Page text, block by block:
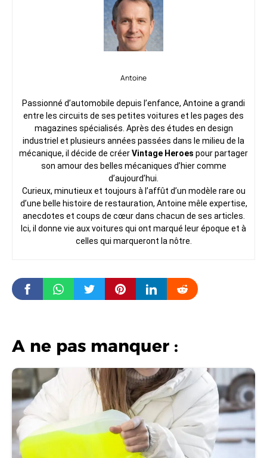
Antoine
Passionné d’automobile depuis l’enfance, Antoine a grandi
entre les circuits de ses petites voitures et les pages des
magazines spécialisés. Après des études en design
industriel et plusieurs années passées dans le milieu de la
mécanique, il décide de créerVintage Heroes pour partager
son amour des belles mécaniques d’hier comme
d’aujourd’hui.
Curieux, minutieux et toujours à l’affût d’un modèle rare ou
d’une belle histoire de restauration, Antoine mêle expertise,
anecdotes et coups de cœur dans chacun de ses articles.
Ici, il donne vie aux voitures qui ont marqué leur époque et à
celles qui marqueront la nôtre.
A ne pas manquer :